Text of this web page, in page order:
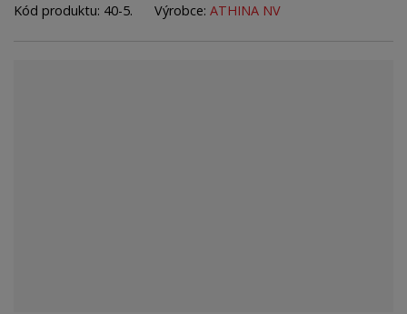
t
Kód produktu: 40-5. Výrobce: ATHINA NV